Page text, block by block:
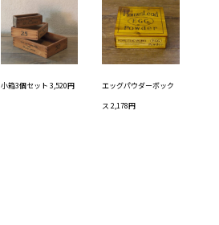
小箱3個セット 3,520円
エッグパウダーボック
ス 2,178円